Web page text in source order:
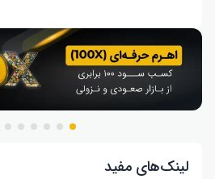
لینک‌های مفید